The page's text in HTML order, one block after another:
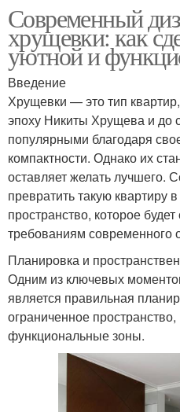
Современный
хрущевки: как
уютной и
Введение
Хрущевки — это тип
эпоху Никиты Хрущева и до
популярными благодаря
компактности. Однако их
оставляет желать лучшего.
превратить такую квартиру
пространство, которое будет
требованиям современного
Планировка и
Одним из ключевых
является правильная
ограниченное
функциональные зоны.